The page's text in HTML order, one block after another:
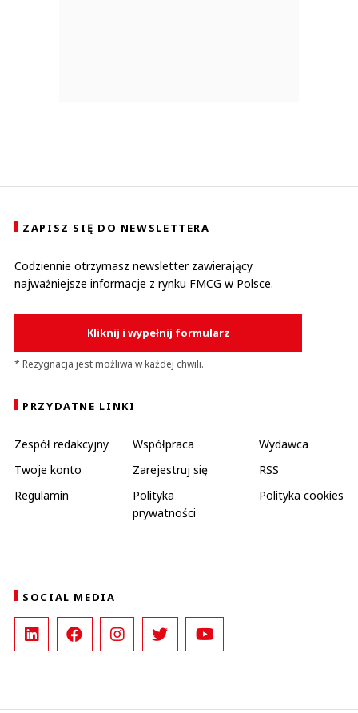
ZAPISZ SIĘ DO NEWSLETTERA
Codziennie otrzymasz newsletter zawierający
najważniejsze informacje z rynku FMCG w Polsce.
Kliknij i wypełnij formularz
* Rezygnacja jest możliwa w każdej chwili.
PRZYDATNE LINKI
Zespół redakcyjny Współpraca
Wydawca
Twoje konto
Zarejestruj się
RSS
Regulamin
Polityka
prywatności
Polityka cookies
SOCIAL MEDIA